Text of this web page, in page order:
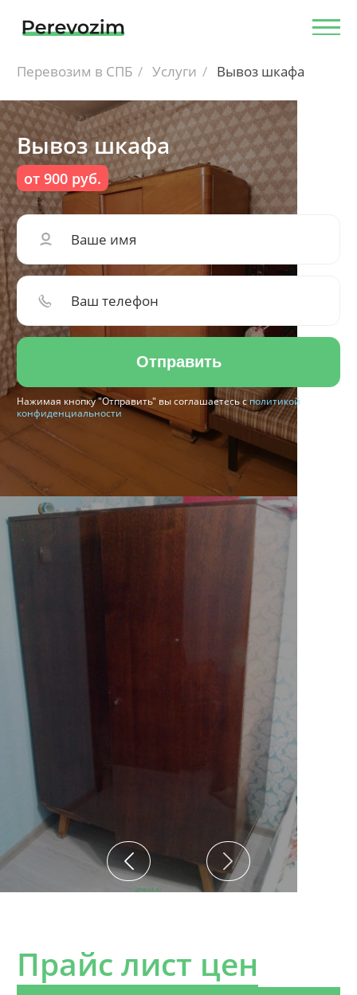
Перевозим в СПБ Услуги Вывоз шкафа
Вывоз шкафа
от 900 руб.
Отправить
Нажимая кнопку "Отправить" вы соглашаетесь сполитикой
конфиденциальности
Прайс лист цен